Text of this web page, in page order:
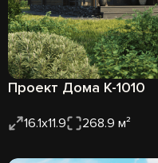
Проект Дома К-1010
16.1x11.9 268.9 м²